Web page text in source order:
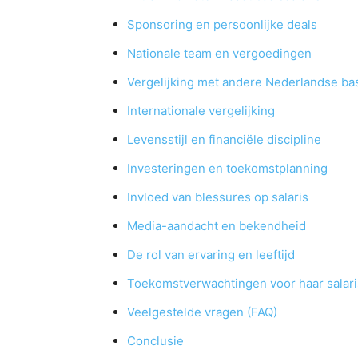
Sponsoring en persoonlijke deals
Nationale team en vergoedingen
Vergelijking met andere Nederlandse
Internationale vergelijking
Levensstijl en financiële discipline
Investeringen en toekomstplanning
Invloed van blessures op salaris
Media-aandacht en bekendheid
De rol van ervaring en leeftijd
Toekomstverwachtingen voor haar
Veelgestelde vragen (FAQ)
Conclusie